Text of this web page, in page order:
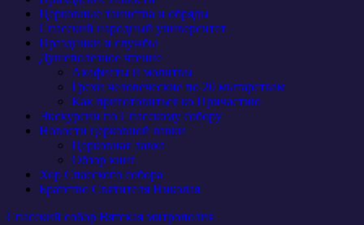
Церковные таинства и обряды
Спасский народный университет
Праздники и службы
Душеполезное чтение
Акафисты и молитвы
Грехи человеческие по 20 мытарствам
Как приготовиться ко Причастию
Экскурсии по Спасскому собору
Новости церковной лавки
Церковная лавка
Обзор книг
Хор Спасского собора
Братство Святителя Николая
Спасский собор Вятская митрополия